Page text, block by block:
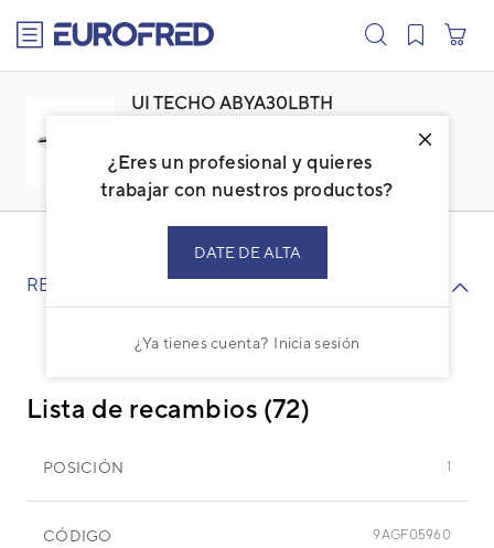
¿Eres un profesional y quieres
trabajar con nuestros productos?
DATE DE ALTA
¿Ya tienes cuenta? Inicia sesión
UI TECHO ABYA30LBTH
Código: 3IVF3004_10
Ref. fabricante: ABYA30LBTH
RECAMBIOS
Lista de recambios (72)
POSICIÓN 1
CÓDIGO 9AGF05960